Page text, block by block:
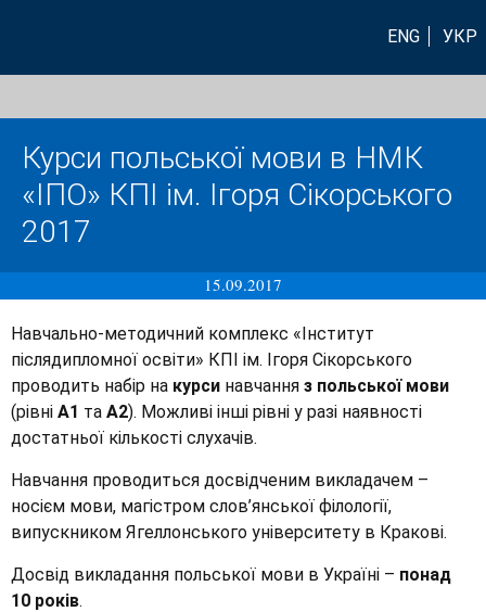
ENG УКР
Курси польської мови в НМК
«ІПО» КПІ ім. Ігоря Сікорського
2017
15.09.2017
Навчально-методичний комплекс «Інститут
післядипломної освіти» КПІ ім. Ігоря Сікорського
проводить набір на курси навчання з польської мови
(рівні А1 та А2). Можливі інші рівні у разі наявності
достатньої кількості слухачів.
Навчання проводиться досвідченим викладачем –
носієм мови, магістром слов’янської філології,
випускником Ягеллонського університету в Кракові.
Досвід викладання польської мови в Україні – понад
10 років.